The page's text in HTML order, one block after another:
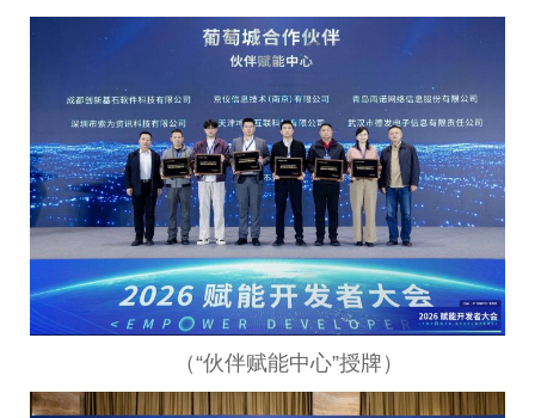
（“伙伴赋能中心”授牌）